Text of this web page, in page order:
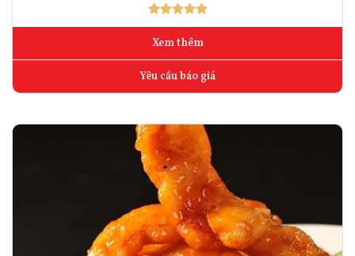
Xem thêm
Yêu cầu báo giá